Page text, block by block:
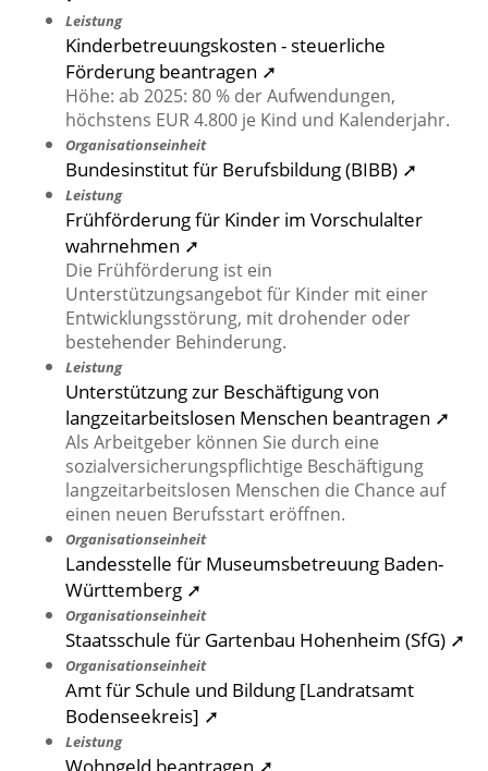
Leistung
Kinderbetreuungskosten - steuerliche
Förderung beantragen ➚
Höhe: ab 2025: 80 % der Aufwendungen,
höchstens EUR 4.800 je Kind und Kalenderjahr.
Organisationseinheit
Bundesinstitut für Berufsbildung (BIBB) ➚
Leistung
Frühförderung für Kinder im Vorschulalter
wahrnehmen ➚
Die Frühförderung ist ein
Unterstützungsangebot für Kinder mit einer
Entwicklungsstörung, mit drohender oder
bestehender Behinderung.
Leistung
Unterstützung zur Beschäftigung von
langzeitarbeitslosen Menschen beantragen ➚
Als Arbeitgeber können Sie durch eine
sozialversicherungspflichtige Beschäftigung
langzeitarbeitslosen Menschen die Chance auf
einen neuen Berufsstart eröffnen.
Organisationseinheit
Landesstelle für Museumsbetreuung Baden-
Württemberg ➚
Organisationseinheit
Staatsschule für Gartenbau Hohenheim (SfG) ➚
Organisationseinheit
Amt für Schule und Bildung [Landratsamt
Bodenseekreis] ➚
Leistung